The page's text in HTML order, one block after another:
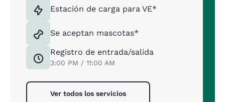
Estación de carga para VE*
Se aceptan mascotas*
Registro de entrada/salida
3:00 PM / 11:00 AM
Ver todos los servicios